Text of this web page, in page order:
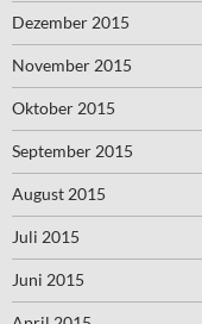
Dezember 2015
November 2015
Oktober 2015
September 2015
August 2015
Juli 2015
Juni 2015